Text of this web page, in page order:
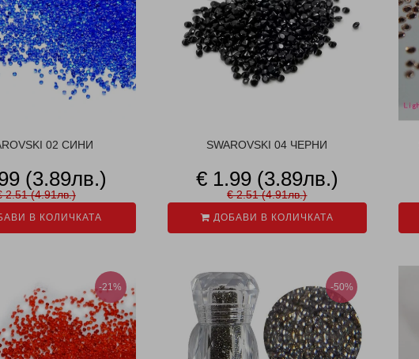
02 СИНИ
(3.89лв.)
2.51 (4.91лв.)
В КОЛИЧКАТА
SWAROVSKI 04 ЧЕРНИ
€ 1.99 (3.89лв.)
€ 2.51 (4.91лв.)
ДОБАВИ В КОЛИЧКАТА
-21% -50%